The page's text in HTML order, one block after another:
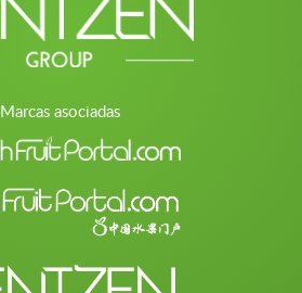
Marcas asociadas